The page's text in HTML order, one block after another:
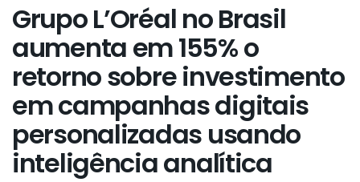
Grupo L’Oréal no Brasil
aumenta em 155% o
retorno sobre investimento
em campanhas digitais
personalizadas usando
inteligência analítica